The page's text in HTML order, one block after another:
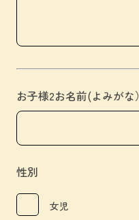
お子様2お名前(よみがな）
性別
女児